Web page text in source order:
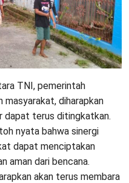
TNI, pemerintah
masyarakat, diharapkan
dapat terus ditingkatkan.
nyata bahwa sinergi
dapat menciptakan
aman dari bencana.
akan terus membara